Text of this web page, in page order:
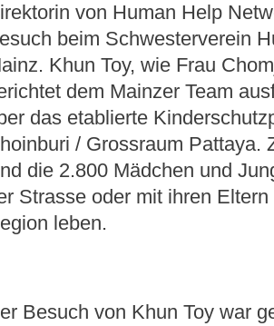
von Human Help
beim Schwesterverein
Khun Toy, wie Frau
dem Mainzer Team
das etablierte
/ Grossraum Pattaya.
die 2.800 Mädchen und
Strasse oder mit ihren
leben.
Besuch von Khun Toy war